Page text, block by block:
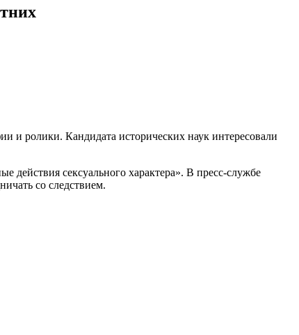
и ролики. Кандидата исторических наук интересовали
действия сексуального характера». В пресс-службе
со следствием.